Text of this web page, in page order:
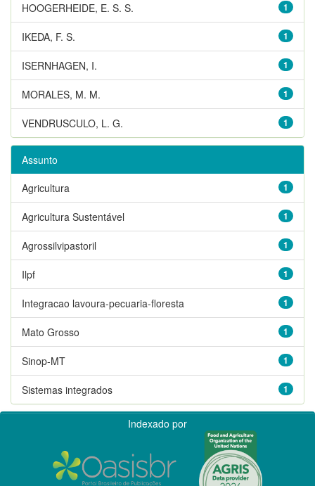
1
HOOGERHEIDE, E. S. S.
1
IKEDA, F. S.
1
ISERNHAGEN, I.
1
MORALES, M. M.
1
VENDRUSCULO, L. G.
Assunto
1
Agricultura
1
Agricultura Sustentável
1
Agrossilvipastoril
1
Ilpf
1
Integracao lavoura-pecuaria-floresta
1
Mato Grosso
1
Sinop-MT
1
Sistemas integrados
Indexado por